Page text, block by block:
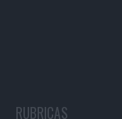
RUBRICAS